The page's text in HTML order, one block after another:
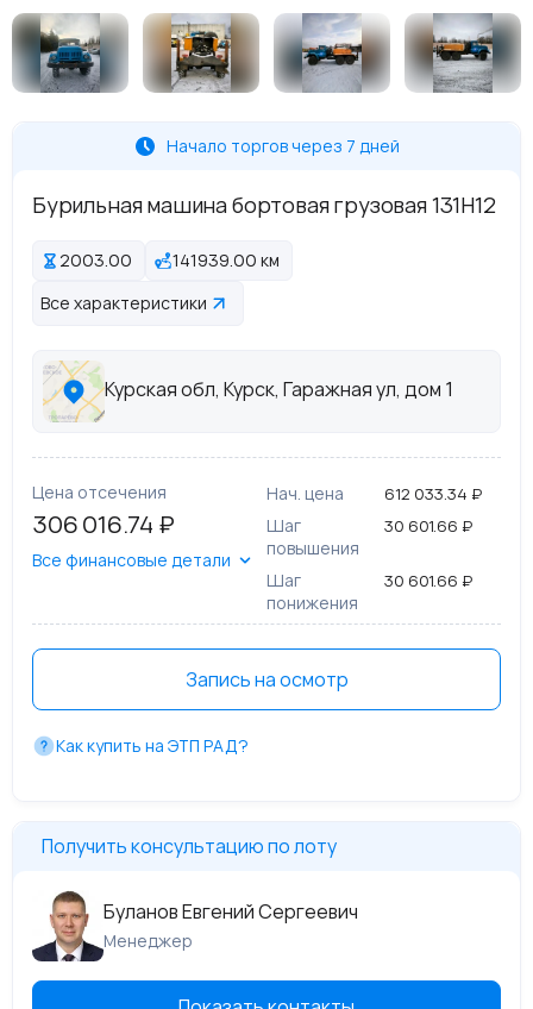
Начало торгов через 7 дней
Бурильная машина бортовая грузовая 131Н12
2003.00
141939.00 км
Все характеристики
Курская обл, Курск, Гаражная ул, дом 1
Цена отсечения
306 016.74 ₽
Все финансовые детали
Нач. цена 612 033.34 ₽
Шаг
повышения
30 601.66 ₽
Шаг
понижения
30 601.66 ₽
Запись на осмотр
Как купить на ЭТП РАД?
Получить консультацию по лоту
Буланов Евгений Сергеевич
Менеджер